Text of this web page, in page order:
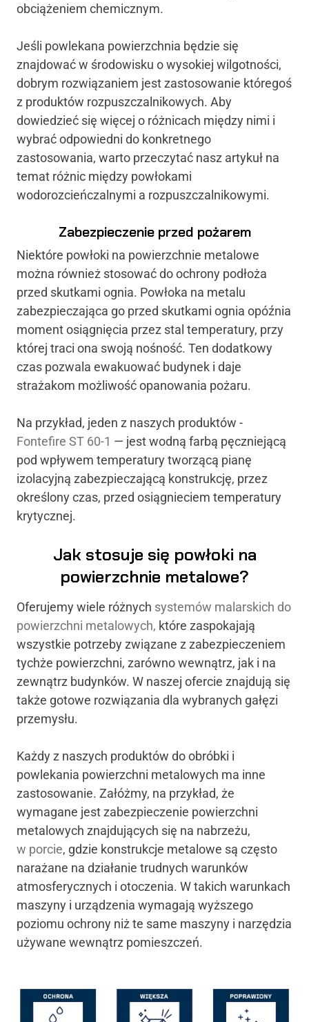
obciążeniem chemicznym.
Jeśli powlekana powierzchnia będzie się
znajdować w środowisku o wysokiej wilgotności,
dobrym rozwiązaniem jest zastosowanie któregoś
z produktów rozpuszczalnikowych. Aby
dowiedzieć się więcej o różnicach między nimi i
wybrać odpowiedni do konkretnego
zastosowania, warto przeczytać nasz artykuł na
temat różnic między powłokami
wodorozcieńczalnymi a rozpuszczalnikowymi.
Zabezpieczenie przed pożarem
Niektóre powłoki na powierzchnie metalowe
można również stosować do ochrony podłoża
przed skutkami ognia. Powłoka na metalu
zabezpieczająca go przed skutkami ognia opóźnia
moment osiągnięcia przez stal temperatury, przy
której traci ona swoją nośność. Ten dodatkowy
czas pozwala ewakuować budynek i daje
strażakom możliwość opanowania pożaru.
Na przykład, jeden z naszych produktów -
Fontefire ST 60-1 — jest wodną farbą pęczniejącą
pod wpływem temperatury tworzącą pianę
izolacyjną zabezpieczającą konstrukcję, przez
określony czas, przed osiągnieciem temperatury
krytycznej.
Jak stosuje się powłoki na
powierzchnie metalowe?
Oferujemy wiele różnych systemów malarskich do
powierzchni metalowych, które zaspokajają
wszystkie potrzeby związane z zabezpieczeniem
tychże powierzchni, zarówno wewnątrz, jak i na
zewnątrz budynków. W naszej ofercie znajdują się
także gotowe rozwiązania dla wybranych gałęzi
przemysłu.
Każdy z naszych produktów do obróbki i
powlekania powierzchni metalowych ma inne
zastosowanie. Załóżmy, na przykład, że
wymagane jest zabezpieczenie powierzchni
metalowych znajdujących się na nabrzeżu,
w porcie, gdzie konstrukcje metalowe są często
narażane na działanie trudnych warunków
atmosferycznych i otoczenia. W takich warunkach
maszyny i urządzenia wymagają wyższego
poziomu ochrony niż te same maszyny i narzędzia
używane wewnątrz pomieszczeń.